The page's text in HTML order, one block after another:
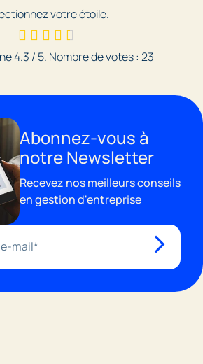
votre étoile.
4.3 / 5. Nombre de votes : 23
Abonnez-vous à
notre Newsletter
Recevez nos meilleurs conseils
en gestion d'entreprise